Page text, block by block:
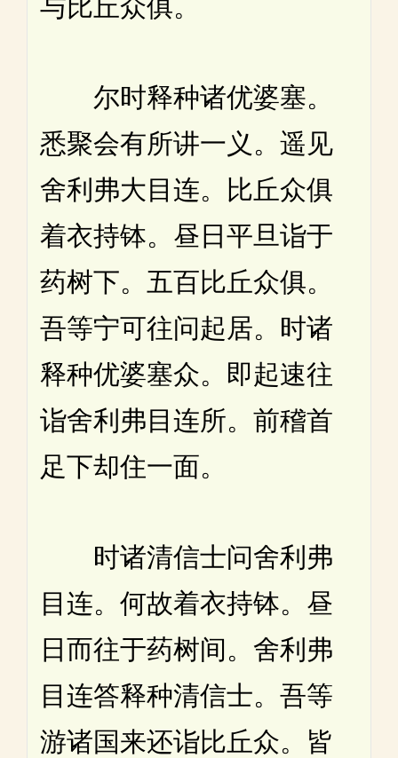
与比丘众俱。
尔时释种诸优婆塞。
悉聚会有所讲一义。遥见
舍利弗大目连。比丘众俱
着衣持钵。昼日平旦诣于
药树下。五百比丘众俱。
吾等宁可往问起居。时诸
释种优婆塞众。即起速往
诣舍利弗目连所。前稽首
足下却住一面。
时诸清信士问舍利弗
目连。何故着衣持钵。昼
日而往于药树间。舍利弗
目连答释种清信士。吾等
游诸国来还诣比丘众。皆